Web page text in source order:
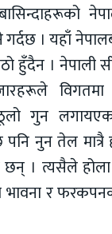
गर्दछ । यहाँ
हुँदैन । नेपाली
विगतमा
ठूलो गुन
पनि नुन तेल
। त्यसैले होला
र